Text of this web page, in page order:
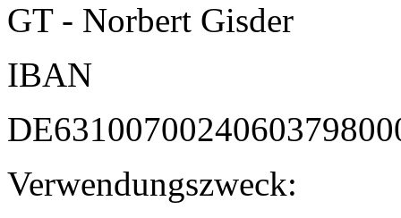
GT - Norbert Gisder
IBAN
Verwendungszweck: